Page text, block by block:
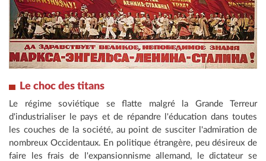
Le choc des titans
Le régime soviétique se flatte malgré la Grande Terreur
d'industrialiser le pays et de répandre l'éducation dans toutes
les couches de la société, au point de susciter l'admiration de
nombreux Occidentaux. En politique étrangère, peu désireux de
faire les frais de l'expansionnisme allemand, le dictateur se